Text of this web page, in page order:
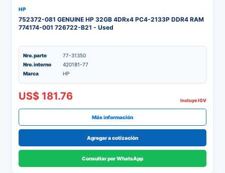
HP
752372-081 GENUINE HP 32GB 4DRx4 PC4-2133P DDR4 RAM
774174-001 726722-B21 - Used
Nro. parte
77-31350
Nro. interno
420181-77
Marca
HP
US$ 181.76 Incluye IGV
Más información
Agregar a cotización
Consultar por WhatsApp